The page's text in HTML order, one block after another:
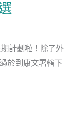
計劃啦！除了外
於到康文署轄下